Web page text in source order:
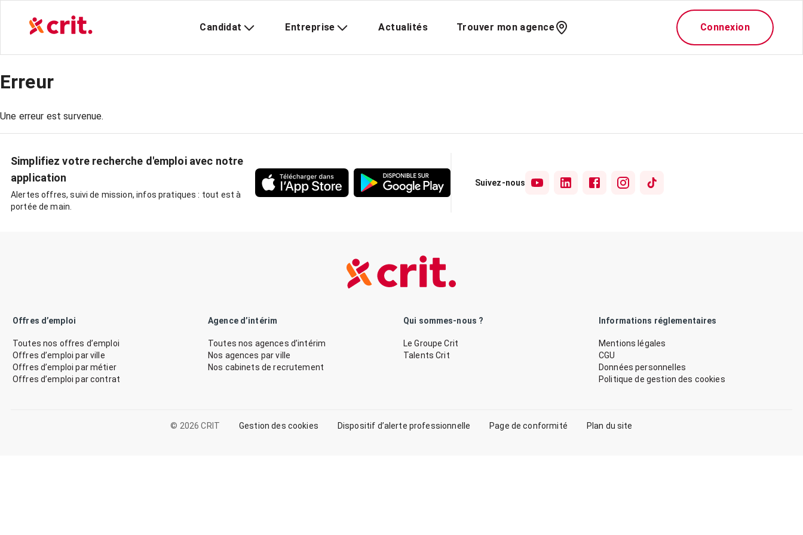
Candidat Entreprise Actualités Trouver mon agence Connexion
Erreur
Une erreur est survenue.
Simplifiez votre recherche d'emploi avec notre
application
Alertes offres, suivi de mission, infos pratiques : tout est à
portée de main.
Suivez-nous
Offres d’emploi
Toutes nos offres d’emploi
Offres d’emploi par ville
Offres d’emploi par métier
Offres d’emploi par contrat
Agence d’intérim
Toutes nos agences d’intérim
Nos agences par ville
Nos cabinets de recrutement
Qui sommes-nous ?
Le Groupe Crit
Talents Crit
Informations réglementaires
Mentions légales
CGU
Données personnelles
Politique de gestion des cookies
© 2026 CRIT Gestion des cookies Dispositif d’alerte professionnelle Page de conformité Plan du site